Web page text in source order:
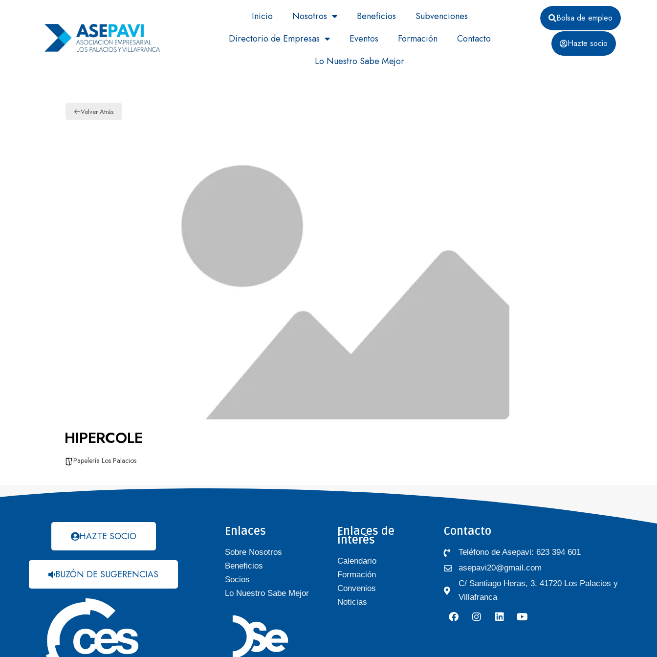
Inicio Nosotros Beneficios
Subvenciones
Directorio de Empresas
Eventos Formación
Contacto
Lo Nuestro Sabe Mejor
Bolsa de empleo
Hazte socio
Volver Atrás
HIPERCOLE
Papelería Los Palacios
HAZTE SOCIO
BUZÓN DE SUGERENCIAS
Enlaces
Sobre Nosotros
Beneficios
Socios
Lo Nuestro Sabe Mejor
Enlaces de
interés
Calendario
Formación
Convenios
Noticias
Contacto
Teléfono de Asepavi: 623 394 601
asepavi20@gmail.com
C/ Santiago Heras, 3, 41720 Los Palacios y
Villafranca